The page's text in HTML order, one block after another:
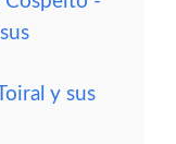
y sus